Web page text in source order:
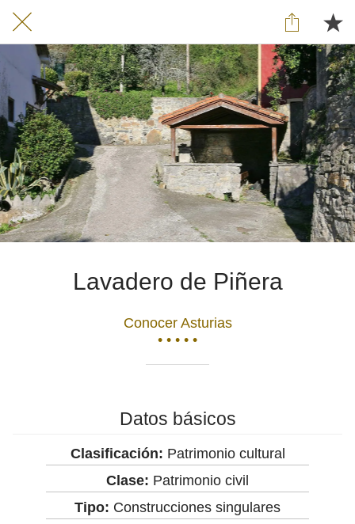
Lavadero de Piñera
Conocer Asturias
• • • • •
Datos básicos
Clasificación: Patrimonio cultural
Clase: Patrimonio civil
Tipo: Construcciones singulares